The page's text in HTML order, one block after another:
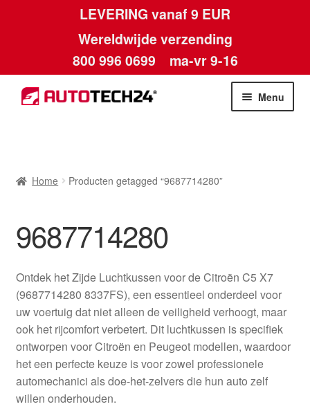
LEVERING vanaf 9 EUR
Wereldwijde verzending
800 996 0699 ma-vr 9-16
Ga
door
Ga
naar
Menu
Betalingen
Contact
Kassa
Klachten
Klachtenprocedure
Home Producten getagged “9687714280”
9687714280
Ontdek het Zijde Luchtkussen voor de Citroën C5 X7
(9687714280 8337FS), een essentieel onderdeel voor
uw voertuig dat niet alleen de veiligheid verhoogt, maar
ook het rijcomfort verbetert. Dit luchtkussen is specifiek
ontworpen voor Citroën en Peugeot modellen, waardoor
het een perfecte keuze is voor zowel professionele
automechanici als doe-het-zelvers die hun auto zelf
willen onderhouden.